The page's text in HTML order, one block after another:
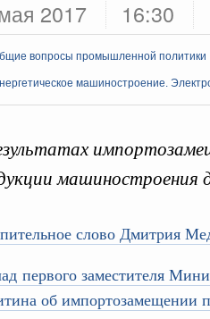
2017 16:30
вопросы промышленной политики
машиностроение.
машиностроения
слово Дмитрия
первого заместителя
об импортозамещении
Общество
Государство
программы
в сфере строительства
130